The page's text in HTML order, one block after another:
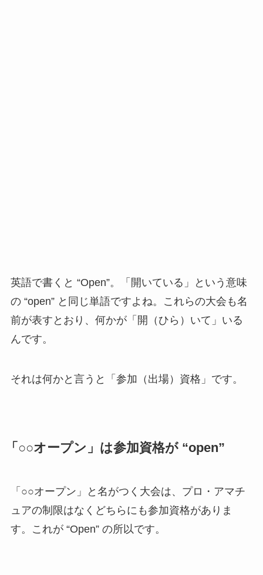
英語で書くと “Open”。「開いている」という意味
の “open” と同じ単語ですよね。これらの大会も名
前が表すとおり、何かが「開（ひら）いて」いる
んです。
それは何かと言うと「参加（出場）資格」です。
「○○オープン」は参加資格が “open”
「○○オープン」と名がつく大会は、プロ・アマチ
ュアの制限はなくどちらにも参加資格がありま
す。これが “Open” の所以です。